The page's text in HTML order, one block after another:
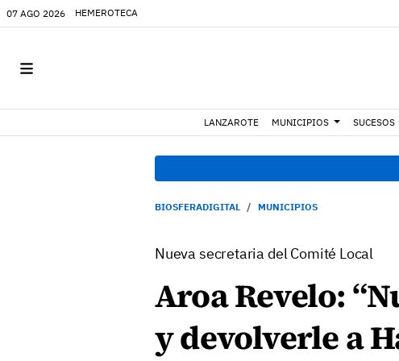
07 AGO 2026 HEMEROTECA
LANZAROTE MUNICIPIOS SUCESOS
BIOSFERADIGITAL MUNICIPIOS
Nueva secretaria del Comité Local
Aroa Revelo:
y devolverle a